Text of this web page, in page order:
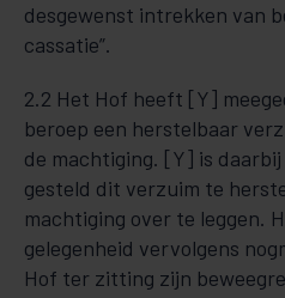
desgewenst intrekken van
cassatie”.
2.2 Het Hof heeft [Y]
beroep een herstelbaar
de machtiging. [Y] is daarbij
gesteld dit verzuim te
machtiging over te leggen.
gelegenheid vervolgens
Hof ter zitting zijn